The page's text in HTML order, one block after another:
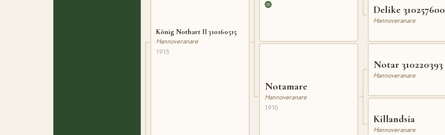
König Nothart II 310160515
Hannoveranare
1915
Notamare
Hannoveranare
1910
Delike 310257600
Hannoveranare
Notar 310220393
Hannoveranare
Killandsia
Hannoveranare